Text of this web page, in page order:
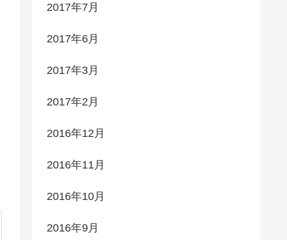
2017年7月
2017年6月
2017年3月
2017年2月
2016年12月
2016年11月
2016年10月
2016年9月